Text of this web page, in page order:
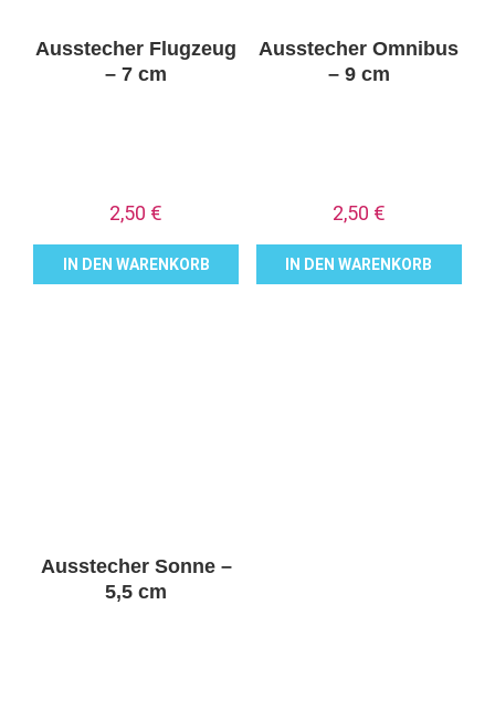
Ausstecher Flugzeug
– 7 cm
2,50 €
IN DEN WARENKORB
Ausstecher Omnibus
– 9 cm
2,50 €
IN DEN WARENKORB
Ausstecher Sonne –
5,5 cm